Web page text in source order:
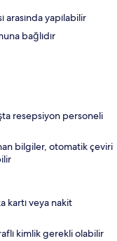
arasında yapılabilir
bağlıdır
resepsiyon personeli
bilgiler, otomatik çeviri
kartı veya nakit
kimlik gerekli olabilir